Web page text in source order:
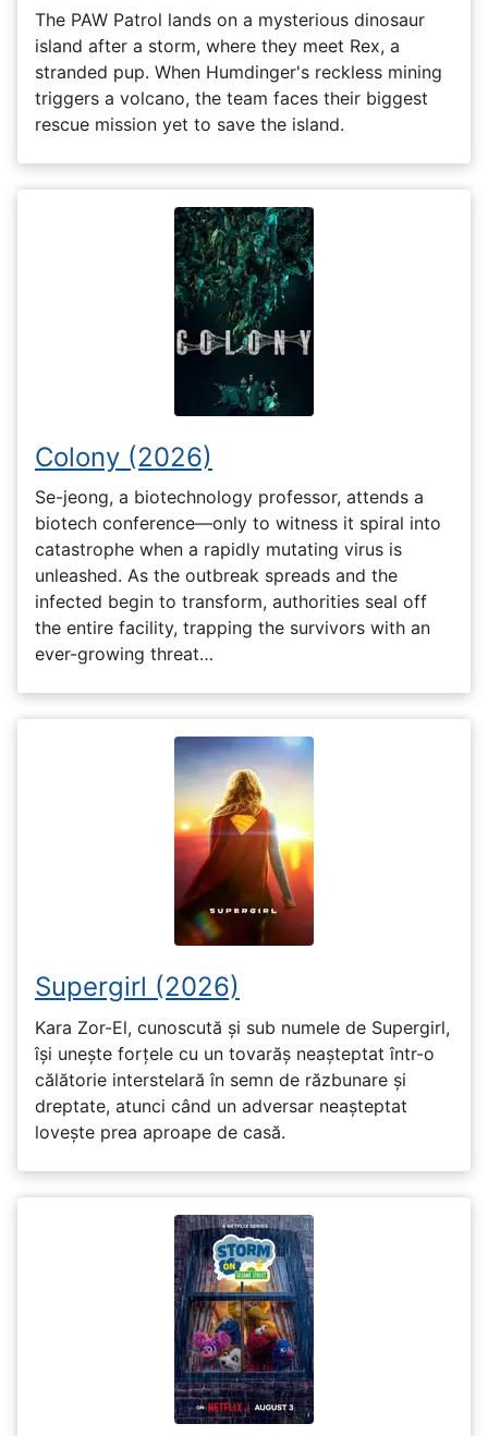
The PAW Patrol lands on a mysterious dinosaur
island after a storm, where they meet Rex, a
stranded pup. When Humdinger's reckless mining
triggers a volcano, the team faces their biggest
rescue mission yet to save the island.
Colony (2026)
Se-jeong, a biotechnology professor, attends a
biotech conference—only to witness it spiral into
catastrophe when a rapidly mutating virus is
unleashed. As the outbreak spreads and the
infected begin to transform, authorities seal off
the entire facility, trapping the survivors with an
ever-growing threat…
Supergirl (2026)
Kara Zor-El, cunoscută și sub numele de Supergirl,
își unește forțele cu un tovarăș neașteptat într-o
călătorie interstelară în semn de răzbunare și
dreptate, atunci când un adversar neașteptat
lovește prea aproape de casă.